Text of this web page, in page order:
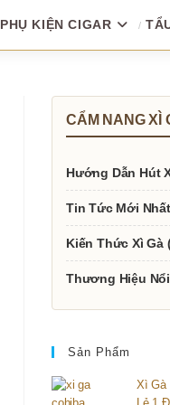
PHỤ KIỆN CIGAR
CẨM NANG XÌ
Hướng Dẫn Hút
Tin Tức Mới Nhất
Kiến Thức Xì Gà
Thương Hiệu
Sản Phẩm
Xì Gà